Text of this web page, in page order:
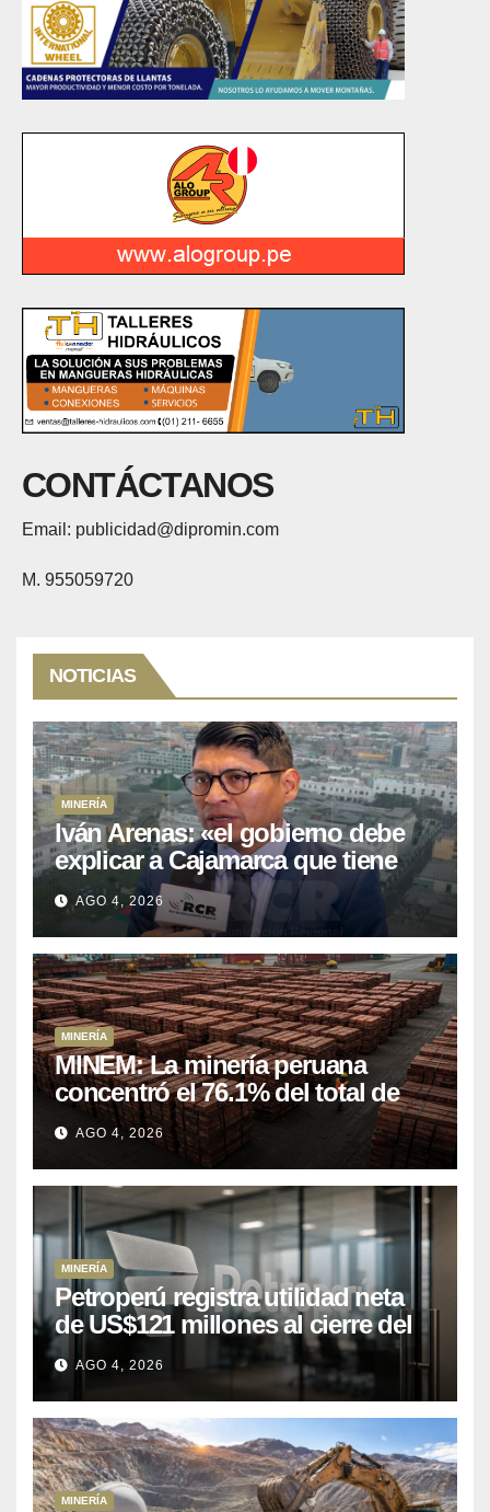
CONTÁCTANOS
Email: publicidad@dipromin.com
M. 955059720
NOTICIAS
MINERÍA
Iván Arenas: «el gobierno debe
explicar a Cajamarca que tiene
US$ 16 mil millones en proyectos
mineros para salir de la pobreza
AGO 4, 2026
MINERÍA
MINEM: La minería peruana
concentró el 76.1% del total de
las exportaciones nacionales
entre enero y abril de 2026
AGO 4, 2026
MINERÍA
Petroperú registra utilidad neta
de US$121 millones al cierre del
primer semestre 2026
AGO 4, 2026
MINERÍA